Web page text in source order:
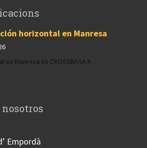
horizontal en Manresa
Manresa En CROSSBASA h
Empordà